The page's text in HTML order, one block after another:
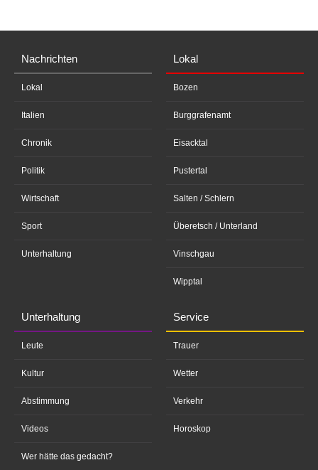
Nachrichten
Lokal
Italien
Chronik
Politik
Wirtschaft
Sport
Unterhaltung
Lokal
Bozen
Burggrafenamt
Eisacktal
Pustertal
Salten / Schlern
Überetsch / Unterland
Vinschgau
Wipptal
Unterhaltung
Leute
Kultur
Abstimmung
Videos
Wer hätte das gedacht?
Service
Trauer
Wetter
Verkehr
Horoskop